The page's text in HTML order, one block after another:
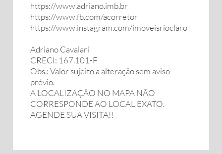
https://www.adriano.imb.br
https://www.fb.com/acorretor
https://www.instagram.com/imoveisrioclaro
Adriano Cavalari
CRECI: 167.101-F
Obs.: Valor sujeito a alteração sem aviso
prévio.
A LOCALIZAÇÃO NO MAPA NÃO
CORRESPONDE AO LOCAL EXATO.
AGENDE SUA VISITA!!